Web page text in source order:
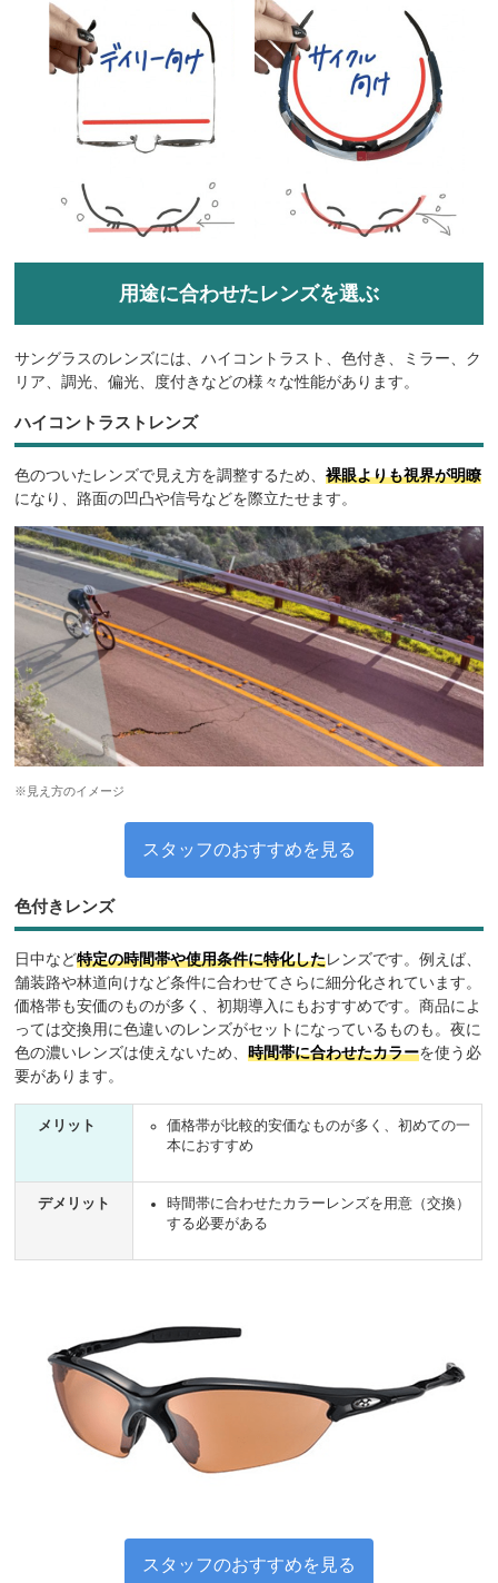
用途に合わせたレンズを選ぶ
サングラスのレンズには、ハイコントラスト、色付き、ミラー、ク
リア、調光、偏光、度付きなどの様々な性能があります。
ハイコントラストレンズ
色のついたレンズで見え方を調整するため、裸眼よりも視界が明瞭
になり、路面の凹凸や信号などを際立たせます。
※見え方のイメージ
スタッフのおすすめを見る
色付きレンズ
日中など特定の時間帯や使用条件に特化したレンズです。例えば、
舗装路や林道向けなど条件に合わせてさらに細分化されています。
価格帯も安価のものが多く、初期導入にもおすすめです。商品によ
っては交換用に色違いのレンズがセットになっているものも。夜に
色の濃いレンズは使えないため、時間帯に合わせたカラーを使う必
要があります。
メリット
価格帯が比較的安価なものが多く、初めての一
本におすすめ
デメリット
時間帯に合わせたカラーレンズを用意（交換）
する必要がある
スタッフのおすすめを見る